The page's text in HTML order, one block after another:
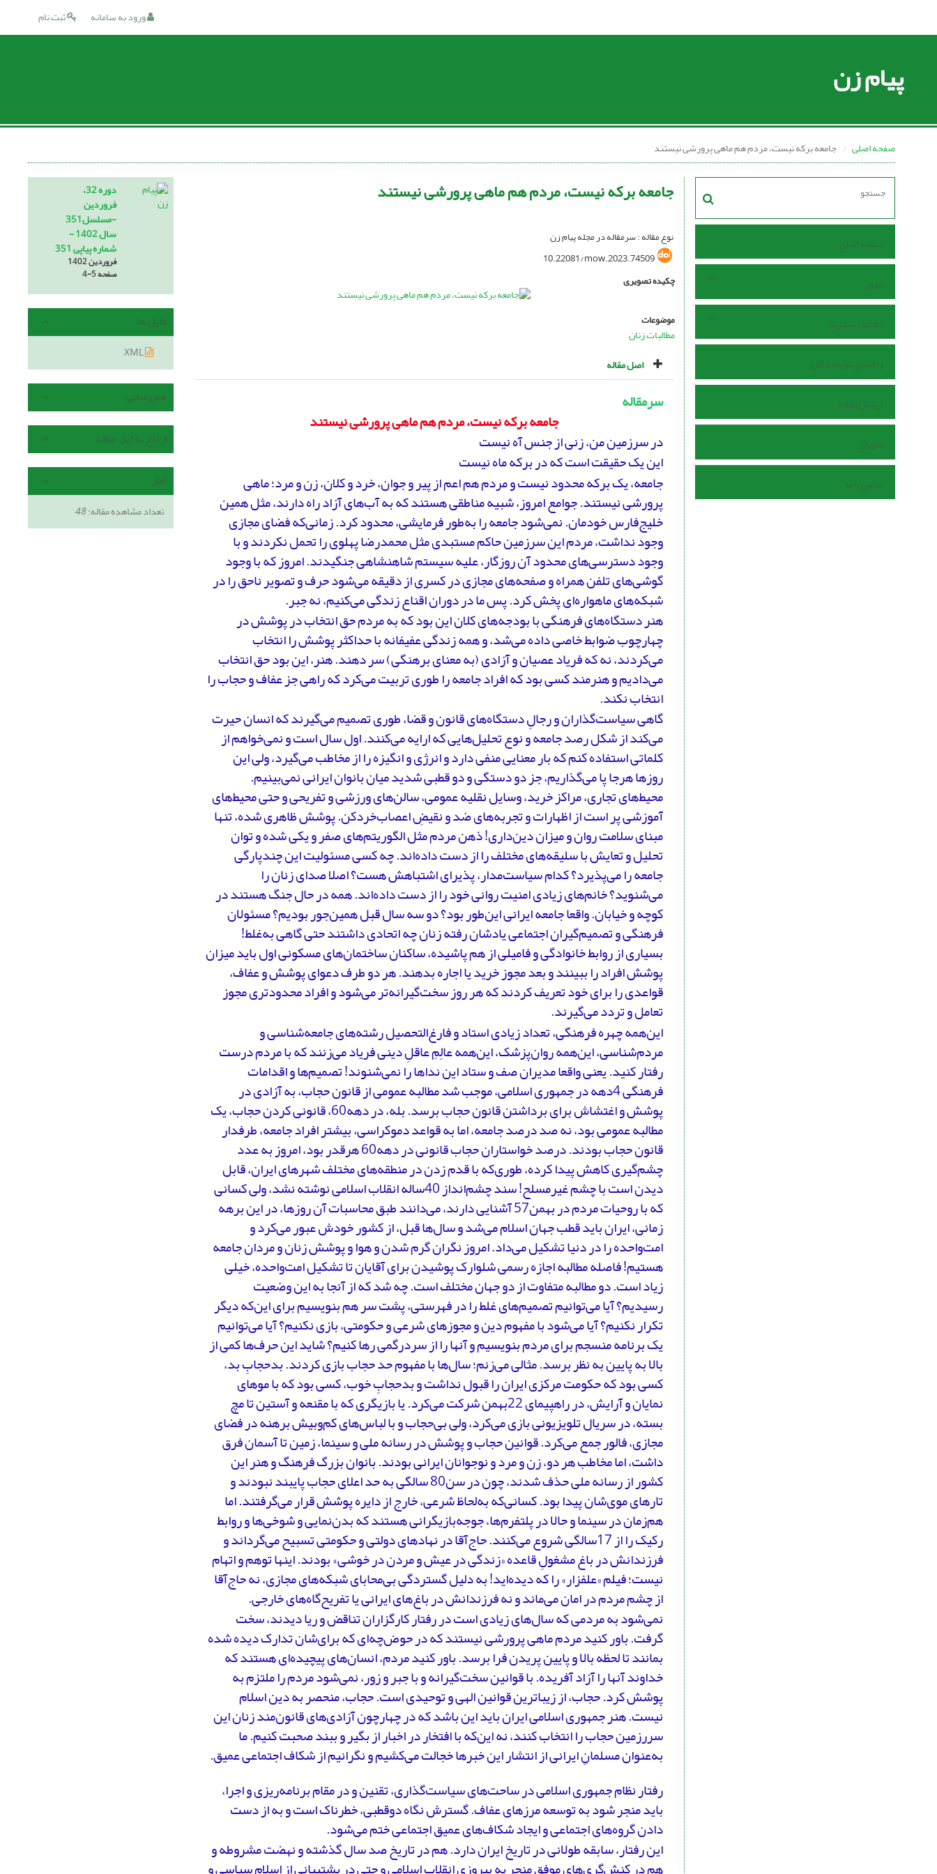
ثبت نام ورود به سامانه
پیام زن
صفحه اصلی جامعه برکه نیست، مردم هم ماهی پرورشی نیستند
صفحه اصلی
مرور
اطلاعات نشریه
راهنمای نویسندگان
ارسال مقاله
داوران
تماس با ما
جامعه برکه نیست، مردم هم ماهی پرورشی نیستند
نوع مقاله : سرمقاله در مجله پیام زن
10.22081/mow.2023.74509
چکیده تصویری
موضوعات
مطالبات زنان
اصل مقاله
سرمقاله
جامعه برکه نیست، مردم هم ماهی پرورشی نیستند
در سرزمین من، زنی از جنس آه نیست
این یک حقیقت است که در برکه ماه نیست
جامعه، یک برکه محدود نیست و مردم هم اعم از پیر و جوان، خرد و کلان، زن و مرد؛ ماهی
پرورشی نیستند. جوامع امروز، شبیه مناطقی هستند که به آب‌های آزاد راه دارند، مثل همین
خلیج‌فارس خودمان. نمی‌شود جامعه را به‌طور فرمایشی، محدود کرد. زمانی‌که فضای مجازی
وجود نداشت، مردم این سرزمین حاکم مستبدی مثل محمدرضا پهلوی را تحمل نکردند و با
وجود دسترسی‌های محدود آن روزگار، علیه سیستم شاهنشاهی جنگیدند. امروز که با وجود
گوشی‌های تلفن‌ همراه و صفحه‌های مجازی در کسری از دقیقه می‌شود حرف و تصویر ناحق را در
شبکه‌های ماهواره‌ای پخش کرد. پس ما در دوران اقناع زندگی می‌کنیم، نه جبر.
هنر دستگاه‌های فرهنگی با بودجه‌های کلان این بود که به مردم حق انتخاب در پوشش در
چهارچوب ضوابط خاصی داده می‌شد، و همه زندگی عفیفانه با حداکثر پوشش را انتخاب
می‌کردند، نه که فریاد عصیان و آزادی (به معنای برهنگی) سر دهند. هنر، این بود حق انتخاب
می‌دادیم و هنرمند کسی بود که افراد جامعه را طوری تربیت می‌کرد که راهی جز عفاف و حجاب را
انتخاب نکند.
گاهی سیاست‌گذاران و رجالِ دستگاه‌های قانون و قضا، طوری تصمیم می‌گیرند که انسان حیرت
می‌کند از شکل رصد جامعه و نوع تحلیل‌هایی که ارایه می‌کنند. اول سال است و نمی‌خواهم از
کلماتی استفاده کنم که بار معنایی منفی دارد و انرژی و انگیزه را از مخاطب می‌گیرد، ولی این
روزها هرجا پا می‌گذاریم، جز دو دستگی و دو قطبی شدید میان بانوان ایرانی نمی‌بینیم.
محیط‌های تجاری، مراکز خرید، وسایل نقلیه عمومی، سالن‌های ورزشی و تفریحی و حتی محیط‌های
آموزشی پر است از اظهارات و تجربه‌های ضد و نقیضِ اعصاب‌خردکن. پوشش ظاهری شده، تنها
مبنای سلامت روان و میزان دین‌داری! ذهن مردم مثل الگوریتم‌های صفر و یکی شده و توان
تحلیل و تعایش با سلیقه‌های مختلف را از دست داده‌اند. چه کسی مسئولیت این چندپارگی
جامعه را می‌پذیرد؟ کدام سیاست‌مدار، پذیرای اشتباهش هست؟ اصلا صدای زنان را
می‌شنوید؟ خانم‌های زیادی امنیت روانی خود را از دست داده‌اند. همه در حال جنگ هستند در
کوچه و خیابان. واقعا جامعه ایرانی این‌طور بود؟ دو سه سال قبل همین‌جور بودیم؟ مسئولان
فرهنگی و تصمیم‌گیران اجتماعی یادشان رفته زنان چه اتحادی داشتند حتی گاهی به‌غلط!
بسیاری از روابط خانوادگی و فامیلی از هم پاشیده، ساکنان ساختمان‌های مسکونی اول باید میزان
پوشش افراد را ببینند و بعد مجوز خرید یا اجاره بدهند. هر دو طرف دعوای پوشش و عفاف،
قواعدی را برای خود تعریف کردند که هر روز سخت‌گیرانه‌تر می‌شود و افراد محدودتری مجوز
تعامل و تردد می‌گیرند.
این‌همه چهره فرهنگی، تعداد زیادی استاد و فارغ‌التحصیل رشته‌های جامعه‌شناسی و
مردم‌شناسی، این‌همه روان‌پزشک، این‌همه عالِمِ عاقلِ دینی فریاد می‌زنند که با مردم درست
رفتار کنید. یعنی واقعا مدیران صف و ستاد این نداها را نمی‌شنوند! تصمیم‌ها و اقدامات
فرهنگی 4دهه در جمهوری اسلامی، موجب شد مطالبه عمومی از قانون حجاب، به آزادی در
پوشش و اغتشاش برای برداشتن قانون حجاب برسد. بله، در دهه60، قانونی کردن حجاب، یک
مطالبه عمومی بود، نه صد درصد جامعه، اما به قواعد دموکراسی، بیشتر افراد جامعه، طرفدار
قانون حجاب بودند. درصد خواستاران حجاب قانونی در دهه60 هرقدر بود، امروز به عدد
چشم‌گیری کاهش پیدا کرده، طوری‌که با قدم زدن در منطقه‌های مختلف شهرهای ایران، قابل
دیدن است با چشم غیرمسلح! سند چشم‌انداز 40ساله انقلاب اسلامی نوشته نشد، ولی کسانی
که با روحیات مردم در بهمن57 آشنایی دارند، می‌دانند طبق محاسبات آن روزها، در این برهه
زمانی، ایران باید قطب جهان اسلام می‌شد و سال‌ها قبل، از کشور خودش عبور می‌کرد و
امت‌واحده را در دنیا تشکیل می‌داد. امروز نگران گرم شدن و هوا و پوشش زنان و مردان جامعه
هستیم! فاصله مطالبه اجازه رسمی شلوارک پوشیدن برای آقایان تا تشکیل امت‌واحده، خیلی
زیاد است. دو مطالبه متفاوت از دو جهان مختلف است. چه شد که از آنجا به این وضعیت
رسیدیم؟ آیا می‌توانیم تصمیم‌های غلط را در فهرستی، پشت سر هم بنویسیم برای این‌که دیگر
تکرار نکنیم؟ آیا می‌شود با مفهوم دین و مجوزهای شرعی و حکومتی، بازی نکنیم؟ آیا می‌توانیم
یک برنامه منسجم برای مردم بنویسیم و آنها را از سردرگمی رها کنیم؟ شاید این حرف‌ها کمی از
بالا به پایین به نظر برسد. مثالی می‌زنم؛ سال‌ها با مفهوم حد حجاب بازی کردند. بدحجابِ بد،
کسی بود که حکومت مرکزی ایران را قبول نداشت و بدحجابِ خوب، کسی بود که با موهای
نمایان و آرایش، در راهپیمای 22بهمن شرکت می‌کرد. یا بازیگری که با مقنعه و آستین تا مچ
بسته، در سریال تلویزیونی بازی می‌کرد، ولی بی‌حجاب و با لباس‌های کم‌وبیش برهنه در فضای
مجازی، فالور جمع می‌کرد. قوانین حجاب و پوشش در رسانه ملی و سینما، زمین تا آسمان فرق
داشت، اما مخاطب هر دو، زن و مرد و نوجوانان ایرانی بودند. بانوان بزرگ فرهنگ و هنر این
کشور از رسانه ملی حذف ‌شدند، چون در سن80 سالگی به حد اعلای حجاب پایبند نبودند و
تارهای موی‌شان پیدا بود. کسانی‌که به‌‌لحاظ شرعی، خارج از دایره پوشش قرار می‌گرفتند. اما
هم‌زمان در سینما و حالا در پلتفرم‌ها، جوجه‌بازیگرانی هستند که بدن‌نمایی و شوخی‌ها و روابط
رکیک را از 17سالگی شروع می‌کنند. حاج‌آقا در نهادهای دولتی و حکومتی تسبیح می‌گرداند و
فرزندانش در باغ مشغولِ قاعده «زندگی در عیش و مردن در خوشی» بودند. اینها توهم و اتهام
نیست؛ فیلم «علفزار» را که دیده‌اید! به دلیل گستردگی بی‌محابای شبکه‌های مجازی، نه حاج‌آقا
از چشم مردم در امان می‌ماند و نه فرزندانش در باغ‌های ایرانی یا تفریح‌گاه‌های خارجی.
نمی‌شود به مردمی که سال‌های زیادی است در رفتار کارگزاران تناقض و ریا دیدند، سخت
گرفت. باور کنید مردم ماهی پرورشی نیستند که در حوض‌چه‌ای که برای‌شان تدارک دیده شده
بمانند تا لحظه بالا و پایین پریدن فرا برسد. باور کنید مردم، انسان‌های پیچیده‌ای هستند که
خداوند آنها را آزاد آفریده. با قوانین سخت‌گیرانه و با جبر و زور، نمی‌شود مردم را ملتزم به
پوشش کرد. حجاب، از زیباترین قوانین الهی و توحیدی است. حجاب، منحصر به دین اسلام
نیست. هنر جمهوری اسلامی ایران باید این باشد که در چهارچون آزادی‌های قانون‌مند زنان این
سررزمین حجاب را انتخاب کنند، نه این‌که با افتخار در اخبار از بگیر و ببند صحبت کنیم. ما
به‌عنوان مسلمانِ ایرانی از انتشار این خبرها خجالت می‌کشیم و نگرانیم از شکاف اجتماعی عمیق.
رفتار نظام جمهوری اسلامی در ساحت‌های سیاست‌گذاری، تقنین و در مقام برنامه‌ریزی و اجرا،
باید منجر شود به توسعه مرزهای عفاف. گسترش نگاه دوقطبی‌، خطرناک است و به از دست
دادن گروه‌های اجتماعی و ایجاد شکاف‌های عمیق اجتماعی ختم می‌شود.
این رفتار، سابقه طولانی در تاریخ ایران دارد. هم در تاریخ صد سال گذشته و نهضت مشروطه و
هم در کنش‌گری‌هایِ موفقِ منجر به پیروزی انقلاب اسلامی و حتی در پشتیبانی از اسلام سیاسی و
دوره 32،
فروردین
-مسلسل351
سال 1402 -
شماره پیاپی 351
فروردین 1402
صفحه4-5
فایل ها
XML
هم رسانی
ارجاع به این مقاله
آمار
تعداد مشاهده مقاله:48